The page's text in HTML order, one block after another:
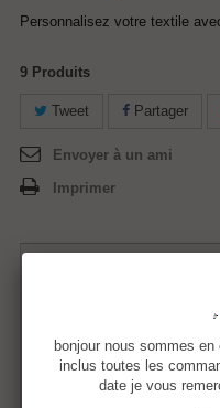
Personnalisez votre textile
9 Produits
Tweet Partager
Envoyer à un ami
Imprimer
Quantité
bonjour nous sommes
inclus toutes les
date je vous